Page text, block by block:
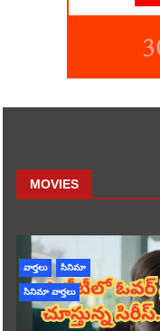
MOVIES
వార్తలు సినిమా
సినిమా వార్తలు